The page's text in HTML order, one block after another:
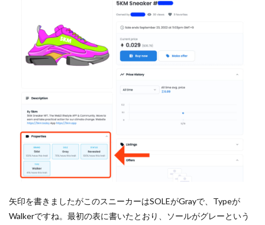
矢印を書きましたがこのスニーカーはSOLEがGrayで、Typeが
Walkerですね。最初の表に書いたとおり、ソールがグレーという